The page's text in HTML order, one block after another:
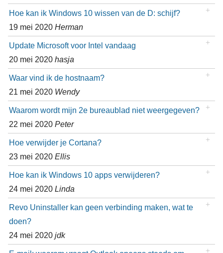
Hoe kan ik Windows 10 wissen van de D: schijf?
19 mei 2020 Herman
Update Microsoft voor Intel vandaag
20 mei 2020 hasja
Waar vind ik de hostnaam?
21 mei 2020 Wendy
Waarom wordt mijn 2e bureaublad niet weergegeven?
22 mei 2020 Peter
Hoe verwijder je Cortana?
23 mei 2020 Ellis
Hoe kan ik Windows 10 apps verwijderen?
24 mei 2020 Linda
Revo Uninstaller kan geen verbinding maken, wat te
doen?
24 mei 2020 jdk